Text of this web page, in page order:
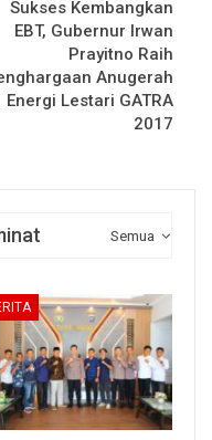
Sukses Kembangkan
EBT, Gubernur Irwan
Prayitno Raih
Anugerah
Energi Lestari GATRA
2017
Semua